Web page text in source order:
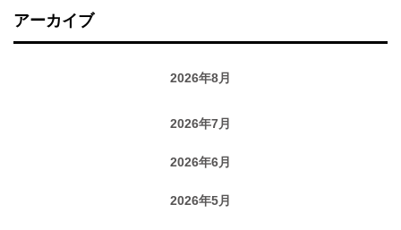
アーカイブ
2026年8月
2026年7月
2026年6月
2026年5月